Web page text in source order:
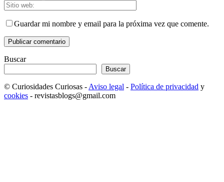
Guardar mi nombre y email para la próxima vez que comente.
Buscar
Buscar
© Curiosidades Curiosas - Aviso legal - Política de privacidad y
cookies - revistasblogs@gmail.com